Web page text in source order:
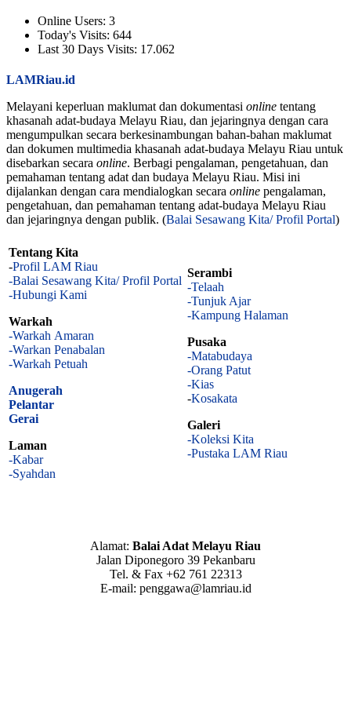
Online Users: 3
Today's Visits: 644
Last 30 Days Visits: 17.062
LAMRiau.id
Melayani keperluan maklumat dan dokumentasi online tentang
khasanah adat-budaya Melayu Riau, dan jejaringnya dengan cara
mengumpulkan secara berkesinambungan bahan-bahan maklumat
dan dokumen multimedia khasanah adat-budaya Melayu Riau untuk
disebarkan secara online. Berbagi pengalaman, pengetahuan, dan
pemahaman tentang adat dan budaya Melayu Riau. Misi ini
dijalankan dengan cara mendialogkan secara online pengalaman,
pengetahuan, dan pemahaman tentang adat-budaya Melayu Riau
dan jejaringnya dengan publik. (Balai Sesawang Kita/ Profil Portal)
Tentang Kita
-Profil LAM Riau
-Balai Sesawang Kita/ Profil Portal
-Hubungi Kami
Warkah
-Warkah Amaran
-Warkan Penabalan
-Warkah Petuah
Anugerah
Pelantar
Gerai
Laman
-Kabar
-Syahdan
Serambi
-Telaah
-Tunjuk Ajar
-Kampung Halaman
Pusaka
-Matabudaya
-Orang Patut
-Kias
-Kosakata
Galeri
-Koleksi Kita
-Pustaka LAM Riau
Alamat: Balai Adat Melayu Riau
Jalan Diponegoro 39 Pekanbaru
Tel. & Fax +62 761 22313
E-mail: penggawa@lamriau.id